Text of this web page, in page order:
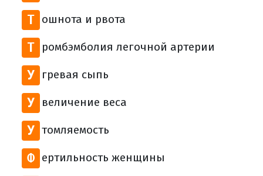
Т ошнота и рвота
Т ромбэмболия легочной артерии
У гревая сыпь
У величение веса
У томляемость
Ф ертильность женщины